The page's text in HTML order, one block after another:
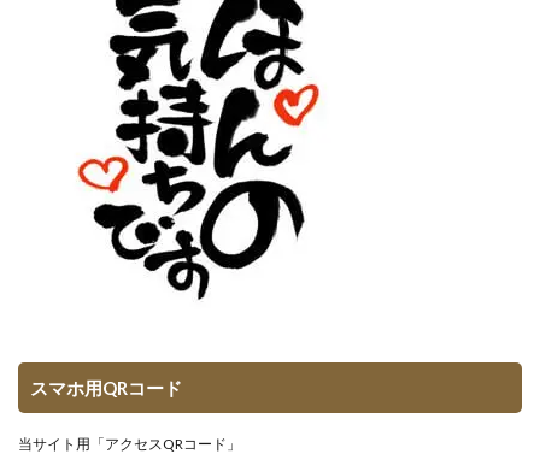
スマホ用QRコード
当サイト用「アクセスQRコード」